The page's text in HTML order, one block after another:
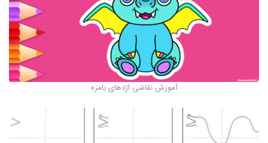
آموزش نقاشی اژدهای بامزه